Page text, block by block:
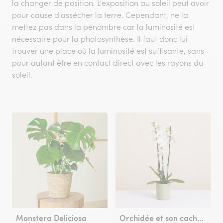
la changer de position. L'exposition au soleil peut avoir
pour cause d'assécher la terre. Cependant, ne la
mettez pas dans la pénombre car la luminosité est
nécessaire pour la photosynthèse. Il faut donc lui
trouver une place où la luminosité est suffisante, sans
pour autant être en contact direct avec les rayons du
soleil.
Monstera Deliciosa Orchidée et son cache pot